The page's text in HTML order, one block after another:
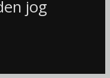
jog